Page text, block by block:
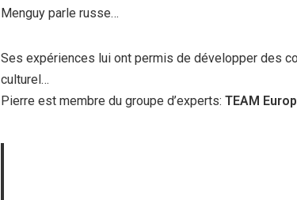
Menguy parle russe…
Ses expériences lui ont permis de développer des
culturel…
Pierre est membre du groupe d’experts: TEAM